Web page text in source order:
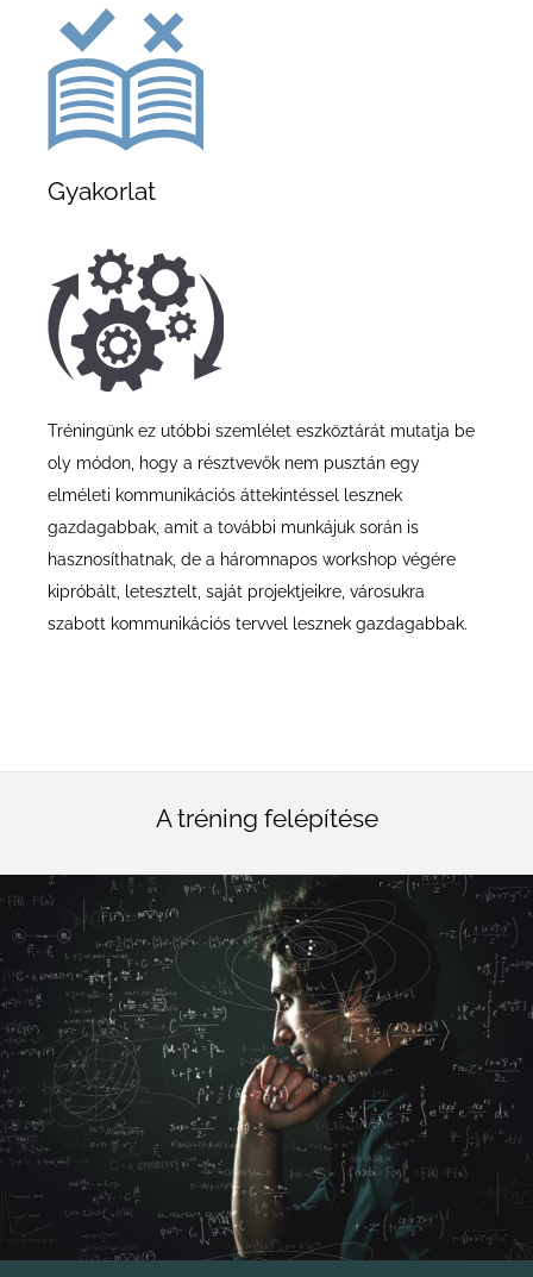
Gyakorlat
Tréningünk ez utóbbi szemlélet eszköztárát mutatja be
oly módon, hogy a résztvevők nem pusztán egy
elméleti kommunikációs áttekintéssel lesznek
gazdagabbak, amit a további munkájuk során is
hasznosíthatnak, de a háromnapos workshop végére
kipróbált, letesztelt, saját projektjeikre, városukra
szabott kommunikációs tervvel lesznek gazdagabbak.
A tréning felépítése